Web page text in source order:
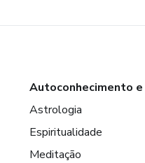
Autoconhecimento
Astrologia
Espiritualidade
Meditação